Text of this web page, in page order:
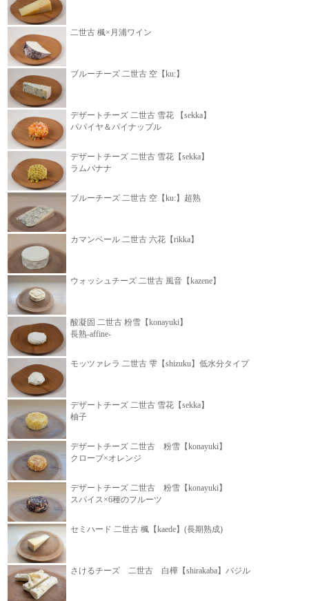
二世古 楓×月浦ワイン
ブルーチーズ 二世古 空【ku:】
デザートチーズ 二世古 雪花 【sekka】
パパイヤ＆パイナップル
デザートチーズ 二世古 雪花【sekka】
ラムバナナ
ブルーチーズ 二世古 空【ku:】超熟
カマンベール 二世古 六花【rikka】
ウォッシュチーズ 二世古 風音【kazene】
酸凝固 二世古 粉雪【konayuki】
長熟-affine-
モッツァレラ 二世古 雫【shizuku】低水分タイプ
デザートチーズ 二世古 雪花【sekka】
柚子
デザートチーズ 二世古 粉雪【konayuki】
クローブ×オレンジ
デザートチーズ 二世古 粉雪【konayuki】
スパイス×6種のフルーツ
セミハード 二世古 楓【kaede】(長期熟成)
さけるチーズ 二世古 白樺【shirakaba】バジル